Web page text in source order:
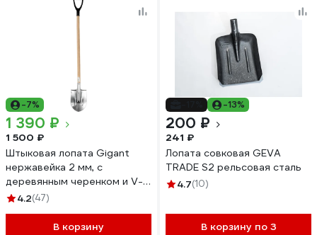
-7%
1 390 ₽
1 500 ₽
Штыковая лопата Gigant
нержавейка 2 мм, с
деревянным черенком и V-
образной ручкой GAV-05
4.2(47)
В корзину
-13%
200 ₽
241 ₽
Лопата совковая GEVA
TRADE S2 рельсовая сталь
4.7(10)
В корзину по 3